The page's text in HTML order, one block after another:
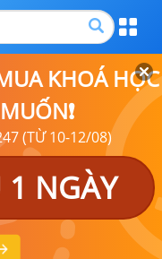
KHOÁ HỌC
(TỪ 10-12/08)
NGÀY